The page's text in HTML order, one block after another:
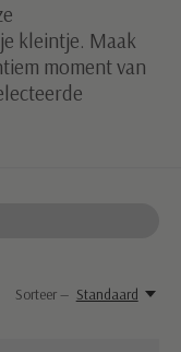
kleintje. Maak
moment van
Sorteer — Standaard